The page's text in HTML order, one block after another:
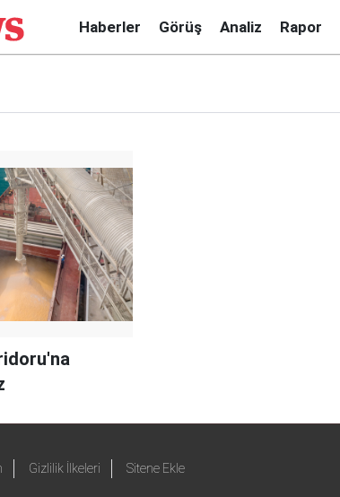
Haberler Görüş Analiz Rapor
Gizlilik İlkeleri Sitene Ekle